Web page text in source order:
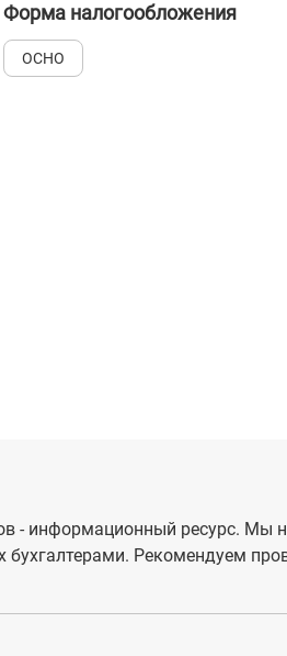
Форма налогообложения
ОСНО
- информационный ресурс. Мы
бухгалтерами. Рекомендуем